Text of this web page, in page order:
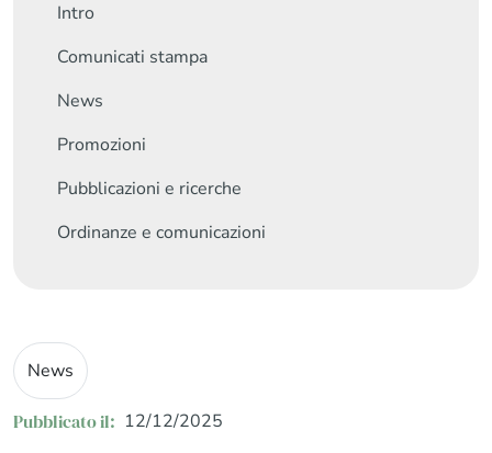
Intro
Comunicati stampa
News
Promozioni
Pubblicazioni e ricerche
Ordinanze e comunicazioni
News
Pubblicato il: 12/12/2025